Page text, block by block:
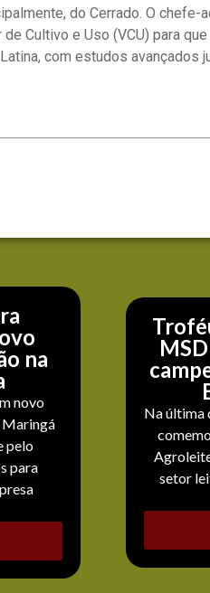
do Cerrado. O
Cultivo e Uso (VCU) para
com estudos avançados
na
novo
Maringá
pelo
para
Na última
setor